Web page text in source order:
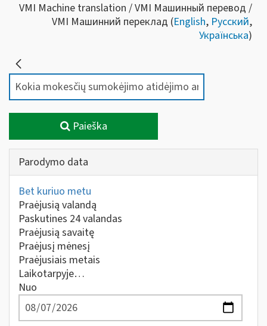
VMI Machine translation / VMI Машинный перевод /
VMI Машинний переклад (English, Русский,
Українська)
Paieška
Parodymo data
Bet kuriuo metu
Praėjusią valandą
Paskutines 24 valandas
Praėjusią savaitę
Praėjusį mėnesį
Praėjusiais metais
Laikotarpyje…
Nuo